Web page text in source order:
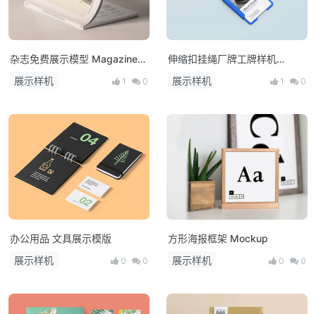
杂志免费展示模型 Magazine
Mockup
展示样机 1 0
伸缩扣挂绳厂牌工牌样机
Mockup PSD
展示样机 1 0
办公用品 文具展示模版
展示样机
0 0
方形海报框架 Mockup
展示样机
0 0